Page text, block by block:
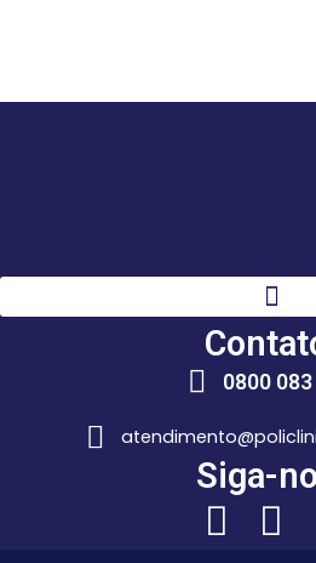
0800
Siga-